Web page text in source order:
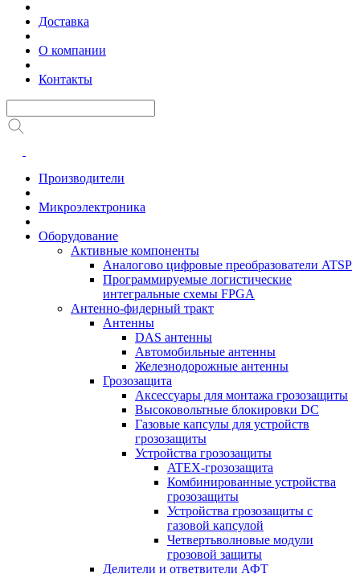
Доставка
О компании
Контакты
Производители
Микроэлектроника
Оборудование
Активные компоненты
Аналогово цифровые преобразователи ATSP
Программируемые логистические
интегральные схемы FPGA
Антенно-фидерный тракт
Антенны
DAS антенны
Автомобильные антенны
Железнодорожные антенны
Грозозащита
Аксессуары для монтажа грозозащиты
Высоковольтные блокировки DC
Газовые капсулы для устройств
грозозащиты
Устройства грозозащиты
ATEX-грозозащита
Комбинированные устройства
грозозащиты
Устройства грозозащиты с
газовой капсулой
Четвертьволновые модули
грозовой защиты
Делители и ответвители АФТ